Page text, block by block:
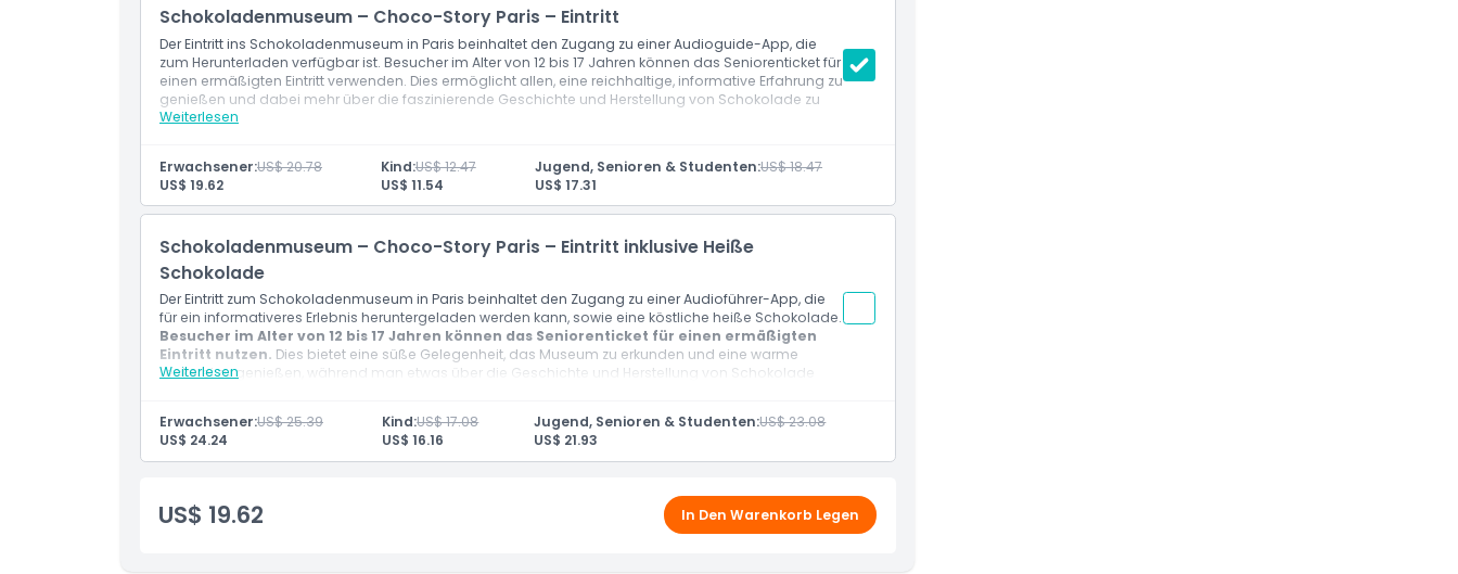
Inklusivleistungen
Richtlinie für Kinder und Erwachsene
Dinge, die Sie wissen sollten
Stornierungsbedingungen
Schokoladenmuseum – Choco-Story Paris – Eintritt
Der Eintritt ins Schokoladenmuseum in Paris beinhaltet den Zugang zu einer Audioguide-App, die
zum Herunterladen verfügbar ist. Besucher im Alter von 12 bis 17 Jahren können das Seniorenticket für
einen ermäßigten Eintritt verwenden. Dies ermöglicht allen, eine reichhaltige, informative Erfahrung zu
genießen und dabei mehr über die faszinierende Geschichte und Herstellung von Schokolade zu
lernen.
Weiterlesen
Erwachsener:US$ 20.78
US$ 19.62
Kind:US$ 12.47
US$ 11.54
Jugend, Senioren & Studenten:US$ 18.47
US$ 17.31
Schokoladenmuseum – Choco-Story Paris – Eintritt inklusive Heiße
Schokolade
Der Eintritt zum Schokoladenmuseum in Paris beinhaltet den Zugang zu einer Audioführer-App, die
für ein informativeres Erlebnis heruntergeladen werden kann, sowie eine köstliche heiße Schokolade.
Besucher im Alter von 12 bis 17 Jahren können das Seniorenticket für einen ermäßigten
Eintritt nutzen. Dies bietet eine süße Gelegenheit, das Museum zu erkunden und eine warme
Leckerei zu genießen, während man etwas über die Geschichte und Herstellung von Schokolade
Weiterlesen
Erwachsener:US$ 25.39
US$ 24.24
Kind:US$ 17.08
US$ 16.16
Jugend, Senioren & Studenten:US$ 23.08
US$ 21.93
US$ 19.62 In Den Warenkorb Legen